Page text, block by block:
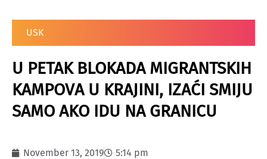
USK
U PETAK BLOKADA MIGRANTSKIH
KAMPOVA U KRAJINI, IZAĆI SMIJU
SAMO AKO IDU NA GRANICU
November 13, 2019 5:14 pm